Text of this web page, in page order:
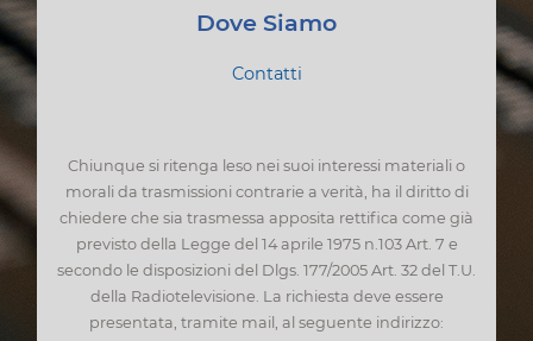
Dove Siamo
Contatti
Chiunque si ritenga leso nei suoi interessi materiali o
morali da trasmissioni contrarie a verità, ha il diritto di
chiedere che sia trasmessa apposita rettifica come già
previsto della Legge del 14 aprile 1975 n.103 Art. 7 e
secondo le disposizioni del Dlgs. 177/2005 Art. 32 del T.U.
della Radiotelevisione. La richiesta deve essere
presentata, tramite mail, al seguente indirizzo: